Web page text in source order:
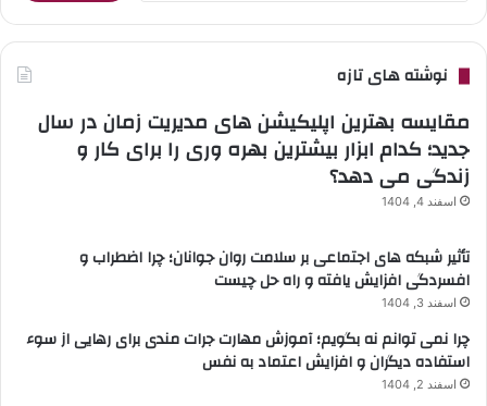
نوشته های تازه
مقایسه بهترین اپلیکیشن های مدیریت زمان در سال
جدید؛ کدام ابزار بیشترین بهره وری را برای کار و
زندگی می دهد؟
اسفند 4, 1404
تأثیر شبکه های اجتماعی بر سلامت روان جوانان؛ چرا اضطراب و
افسردگی افزایش یافته و راه حل چیست
اسفند 3, 1404
چرا نمی توانم نه بگویم؛ آموزش مهارت جرات مندی برای رهایی از سوء
استفاده دیگران و افزایش اعتماد به نفس
اسفند 2, 1404